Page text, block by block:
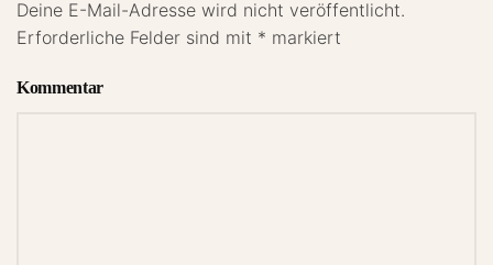
Deine E-Mail-Adresse wird nicht veröffentlicht.
Erforderliche Felder sind mit * markiert
Kommentar